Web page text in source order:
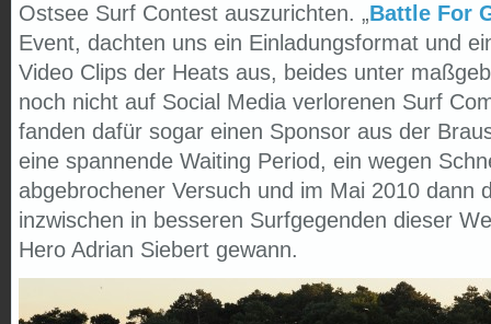
Ostsee Surf Contest auszurichten. „Battle For
Event, dachten uns ein Einladungsformat und
Video Clips der Heats aus, beides unter
noch nicht auf Social Media verlorenen Surf
fanden dafür sogar einen Sponsor aus der
eine spannende Waiting Period, ein wegen
abgebrochener Versuch und im Mai 2010 dann
inzwischen in besseren Surfgegenden dieser
Hero Adrian Siebert gewann.